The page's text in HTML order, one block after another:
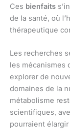
Ces bienfaits
de la santé, où
thérapeutique
Les recherches
les mécanismes
explorer de
domaines de la
métabolisme
scientifiques,
pourraient